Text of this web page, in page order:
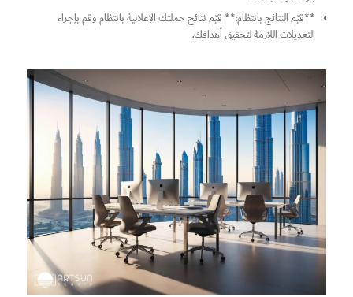
**قيّم النتائج بانتظام:** قيّم نتائج حملتك الإعلانية بانتظام وقم بإجراء
التعديلات اللازمة لتحقيق أهدافك.